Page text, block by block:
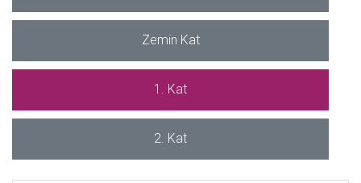
Zemin Kat
1. Kat
2. Kat